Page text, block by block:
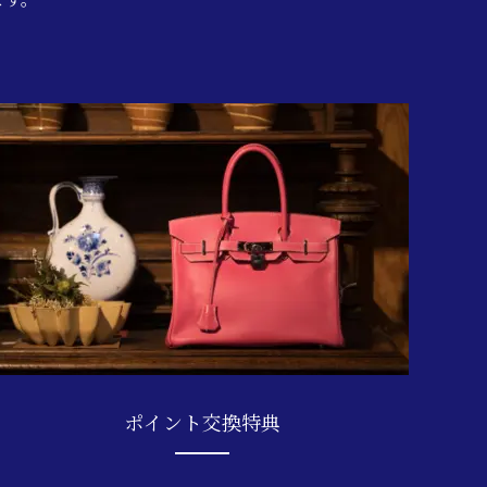
ポイント交換特典